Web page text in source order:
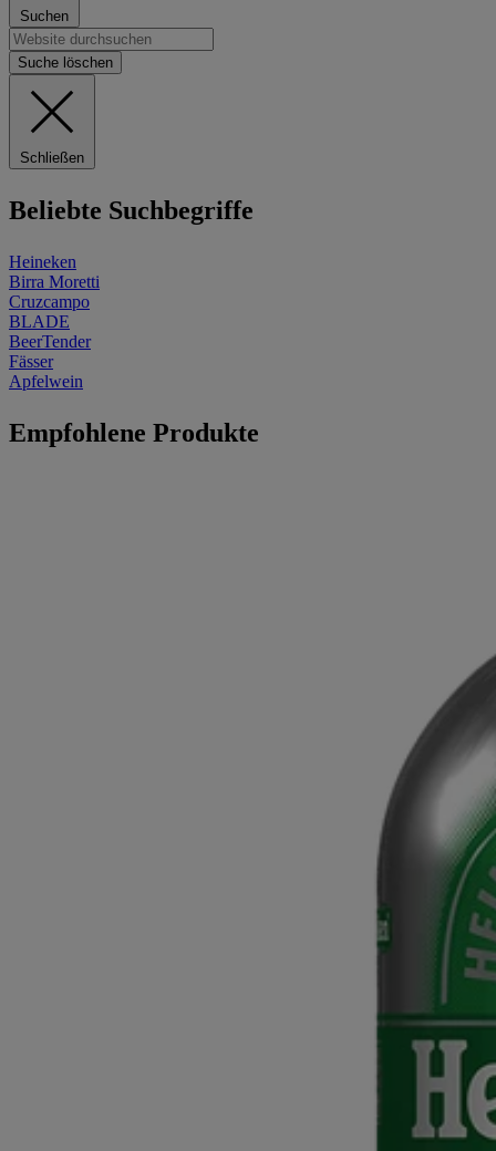
Suchen
Suche löschen
Schließen
Beliebte Suchbegriffe
Heineken
Birra Moretti
Cruzcampo
BLADE
BeerTender
Fässer
Apfelwein
Empfohlene Produkte